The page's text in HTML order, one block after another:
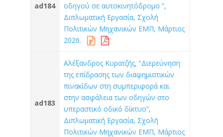
ad184
οδηγού σε αυτοκινητόδρομο “,
Διπλωματική Εργασία, Σχολή
Πολιτικών Μηχανικών ΕΜΠ, Μάρτιος
2026.
ad183
Αλέξανδρος Κυρατζής, “Διερεύνηση
της επίδρασης των διαφημιστικών
πινακίδων στη συμπεριφορά και
στην ασφάλεια των οδηγών στο
υπεραστικό οδικό δίκτυο”,
Διπλωματική Εργασία, Σχολή
Πολιτικών Μηχανικών ΕΜΠ, Μάρτιος